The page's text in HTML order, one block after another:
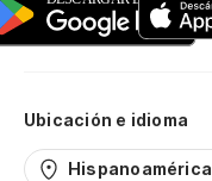
Ubicación e idioma
Hispanoamérica